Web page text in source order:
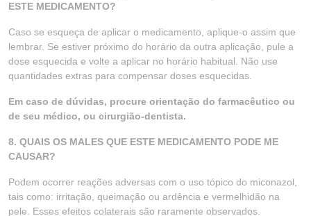
ESTE MEDICAMENTO?
Caso se esqueça de aplicar o medicamento, aplique-o assim que
lembrar. Se estiver próximo do horário da outra aplicação, pule a
dose esquecida e volte a aplicar no horário habitual. Não use
quantidades extras para compensar doses esquecidas.
Em caso de dúvidas, procure orientação do farmacêutico ou
de seu médico, ou cirurgião-dentista.
8. QUAIS OS MALES QUE ESTE MEDICAMENTO PODE ME
CAUSAR?
Podem ocorrer reações adversas com o uso tópico do miconazol,
tais como: irritação, queimação ou ardência e vermelhidão na
pele. Esses efeitos colaterais são raramente observados.